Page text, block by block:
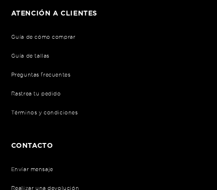
ATENCIÓN A CLIENTES
Guía de cómo comprar
Guía de tallas
Preguntas frecuentes
Rastrea tu pedido
Términos y condiciones
CONTACTO
Envíar mensaje
Realizar una devolución